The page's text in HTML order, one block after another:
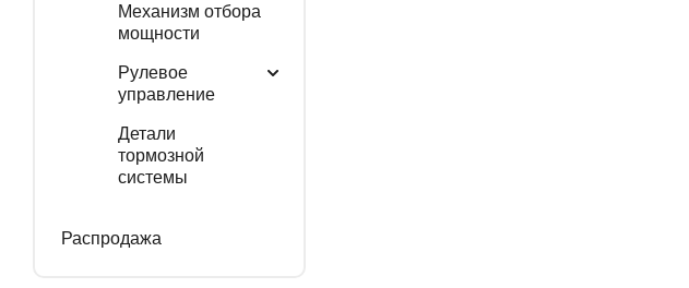
Механизм отбора
мощности
Рулевое
управление
Детали
тормозной
системы
Распродажа